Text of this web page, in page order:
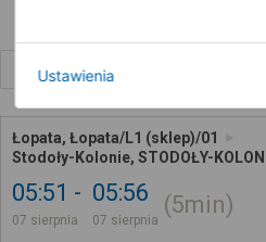
Łopata, Łopata/L1 (sklep)/01
Stodoły-Kolonie, STODOŁY-
05:51
07 sierpnia
05:56
07 sierpnia
5min
Ustawienia